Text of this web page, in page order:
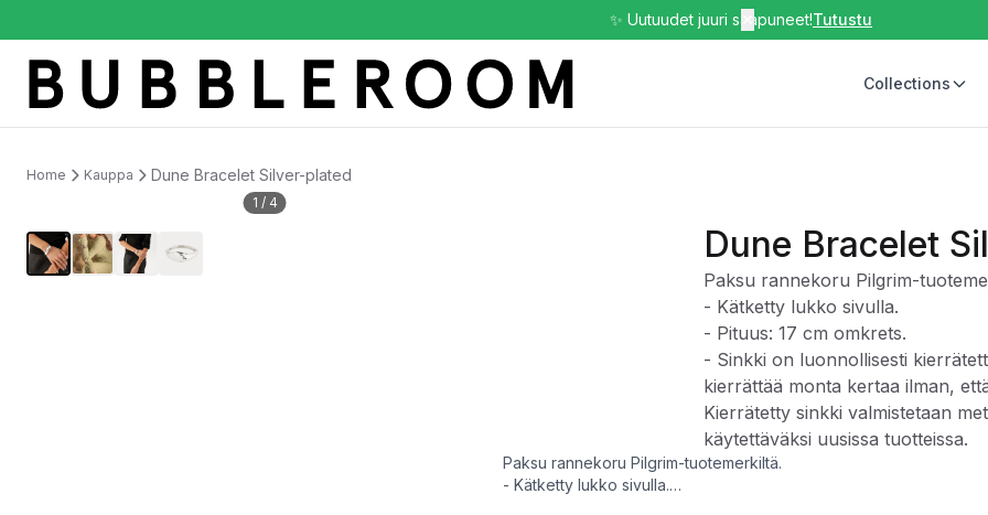
✨ Uutuudet juuri saapuneet!Tutustu
Collections
Home Kauppa Dune Bracelet Silver-plated
1 / 4
Dune Bracelet
Paksu rannekoru Pilgrim-
- Kätketty lukko sivulla.
- Pituus: 17 cm omkrets.
- Sinkki on luonnollisesti
kierrättää monta kertaa ilman,
Kierrätetty sinkki valmistetaan
käytettäväksi uusissa tuotteissa.
Paksu rannekoru Pilgrim-tuotemerkiltä.
- Kätketty lukko sivulla.